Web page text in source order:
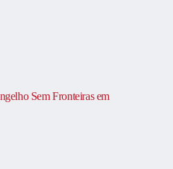
Sem Fronteiras em